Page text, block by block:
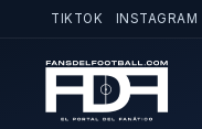
TIKTOK INSTAGRAM